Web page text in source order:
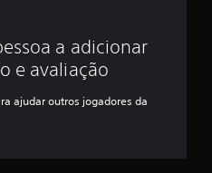
a adicionar
e avaliação
ajudar outros jogadores da